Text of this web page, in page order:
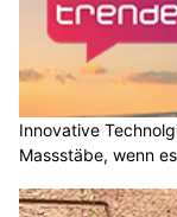
Innovative
Massstäbe, wenn